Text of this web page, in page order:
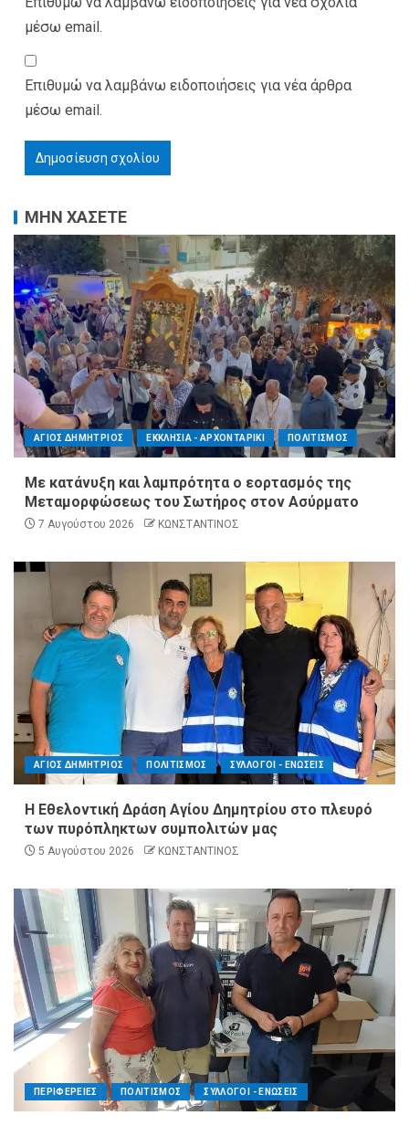
μέσω email.
Επιθυμώ να λαμβάνω ειδοποιήσεις για νέα άρθρα
μέσω email.
ΜΗΝ ΧΑΣΕΤΕ
ΑΓΙΟΣ ΔΗΜΗΤΡΙΟΣ ΕΚΚΛΗΣΙΑ - ΑΡΧΟΝΤΑΡΙΚΙ ΠΟΛΙΤΙΣΜΟΣ
Με κατάνυξη και λαμπρότητα ο εορτασμός της
Μεταμορφώσεως του Σωτήρος στον Ασύρματο
7 Αυγούστου 2026 ΚΩΝΣΤΑΝΤΙΝΟΣ
ΑΓΙΟΣ ΔΗΜΗΤΡΙΟΣ ΠΟΛΙΤΙΣΜΟΣ ΣΥΛΛΟΓΟΙ - ΕΝΩΣΕΙΣ
Η Εθελοντική Δράση Αγίου Δημητρίου στο πλευρό
των πυρόπληκτων συμπολιτών μας
5 Αυγούστου 2026 ΚΩΝΣΤΑΝΤΙΝΟΣ
ΠΕΡΙΦΕΡΕΙΕΣ ΠΟΛΙΤΙΣΜΟΣ ΣΥΛΛΟΓΟΙ - ΕΝΩΣΕΙΣ